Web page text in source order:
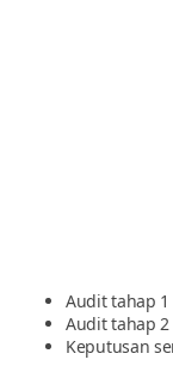
Audit tahap 1
Audit tahap 2
Keputusan